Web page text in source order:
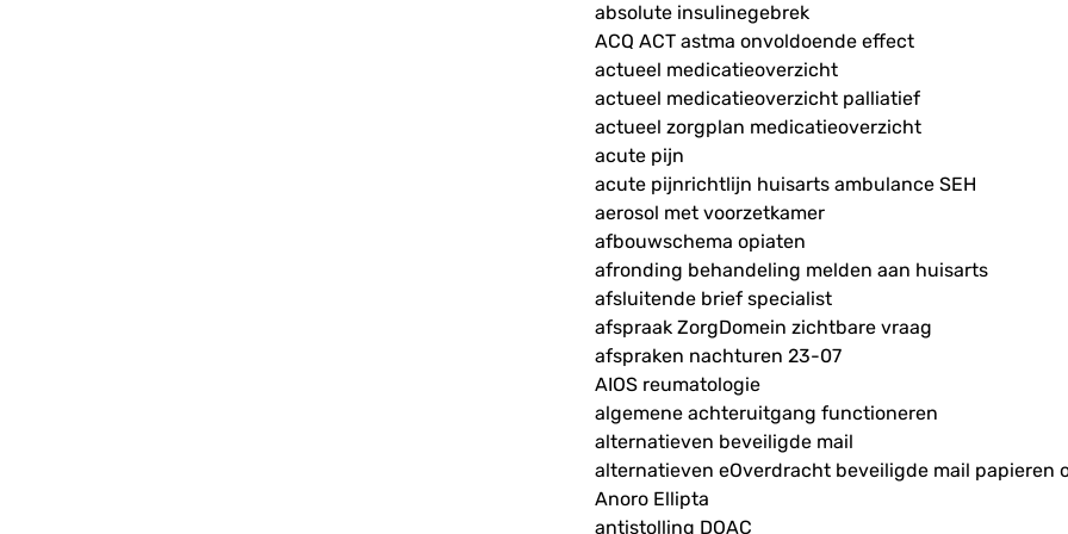
absolute insulinegebrek
ACQ ACT astma onvoldoende effect
actueel medicatieoverzicht
actueel medicatieoverzicht palliatief
actueel zorgplan medicatieoverzicht
acute pijn
acute pijnrichtlijn huisarts ambulance SEH
aerosol met voorzetkamer
afbouwschema opiaten
afronding behandeling melden aan huisarts
afsluitende brief specialist
afspraak ZorgDomein zichtbare vraag
afspraken nachturen 23-07
AIOS reumatologie
algemene achteruitgang functioneren
alternatieven beveiligde mail
alternatieven eOverdracht beveiligde mail papieren
Anoro Ellipta
antistolling DOAC